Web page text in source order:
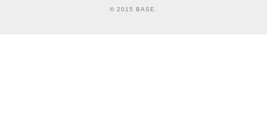
© 2015 BASE.